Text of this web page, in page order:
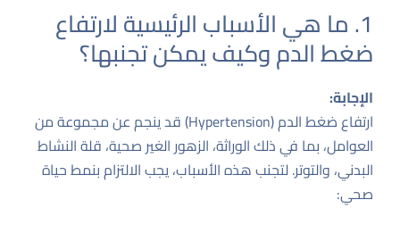
1. ما هي الأسباب الرئيسية لارتفاع
ضغط الدم وكيف يمكن تجنبها؟
الإجابة:
ارتفاع ضغط الدم (Hypertension) قد ينجم عن مجموعة من
العوامل، بما في ذلك الوراثة، الزهور الغير صحية، قلة النشاط
البدني، والتوتر. لتجنب هذه الأسباب، يجب الالتزام بنمط حياة
صحي: